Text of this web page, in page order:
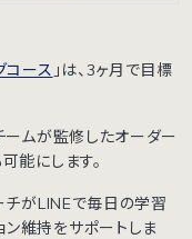
コース 」は、3ヶ月で目標
ムが監修したオーダー
能にします。
がLINEで毎日の学習
維持をサポートしま